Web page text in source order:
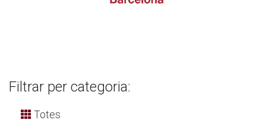
Filtrar per categoria:
Totes